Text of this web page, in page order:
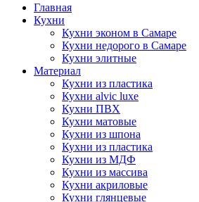
Главная
Кухни
Кухни эконом в Самаре
Кухни недорого в Самаре
Кухни элитные
Материал
Кухни из пластика
Кухни alvic luxe
Кухни ПВХ
Кухни матовые
Кухни из шпона
Кухни из пластика
Кухни из МДФ
Кухни из массива
Кухни акриловые
Кухни глянцевые